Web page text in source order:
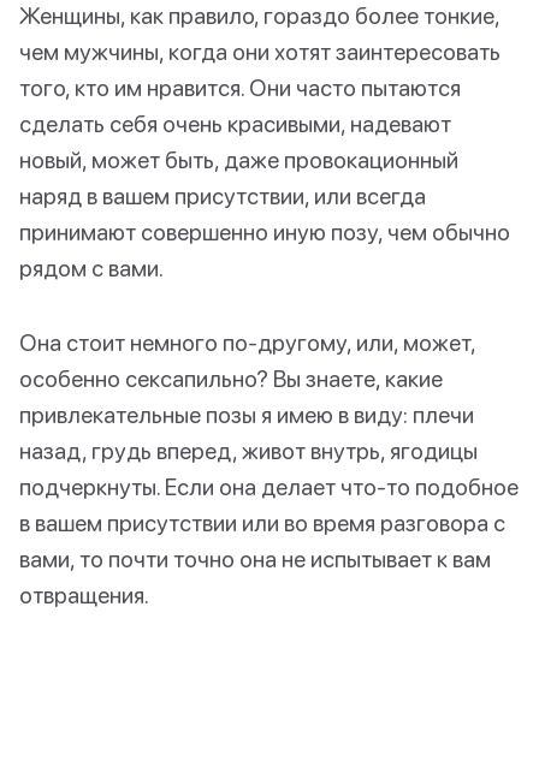
Женщины, как правило, гораздо более тонкие,
чем мужчины, когда они хотят заинтересовать
того, кто им нравится. Они часто пытаются
сделать себя очень красивыми, надевают
новый, может быть, даже провокационный
наряд в вашем присутствии, или всегда
принимают совершенно иную позу, чем обычно
рядом с вами.
Она стоит немного по-другому, или, может,
особенно сексапильно? Вы знаете, какие
привлекательные позы я имею в виду: плечи
назад, грудь вперед, живот внутрь, ягодицы
подчеркнуты. Если она делает что-то подобное
в вашем присутствии или во время разговора с
вами, то почти точно она не испытывает к вам
отвращения.